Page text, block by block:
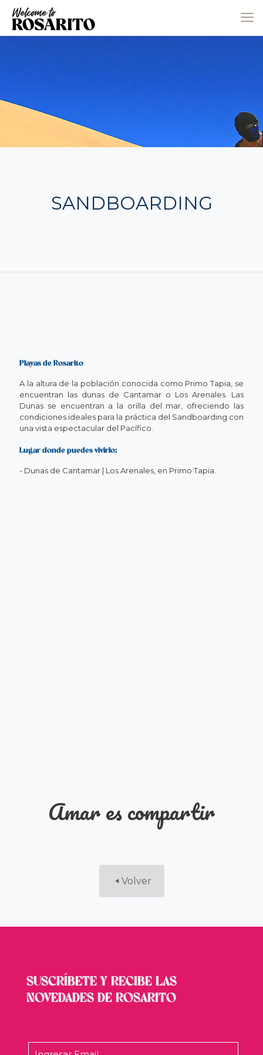
SANDBOARDING
Playas de Rosarito
A la altura de la población conocida como Primo Tapia, se
encuentran las dunas de Cantamar o Los Arenales. Las
Dunas se encuentran a la orilla del mar, ofreciendo las
condiciones ideales para la práctica del Sandboarding con
una vista espectacular del Pacífico.
Lugar donde puedes vivirlo:
- Dunas de Cantamar | Los Arenales, en Primo Tapia.
Amar es compartir
Volver
SUSCRÍBETE Y RECIBE LAS
NOVEDADES DE ROSARITO